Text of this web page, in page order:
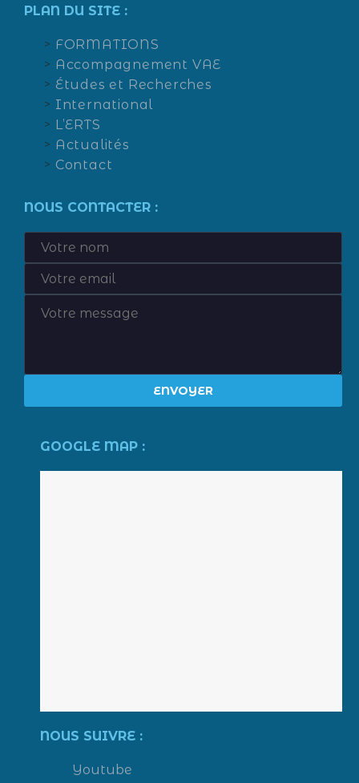
PLAN DU SITE :
FORMATIONS
Accompagnement VAE
Études et Recherches
International
L’ERTS
Actualités
Contact
NOUS CONTACTER :
GOOGLE MAP :
NOUS SUIVRE :
Youtube